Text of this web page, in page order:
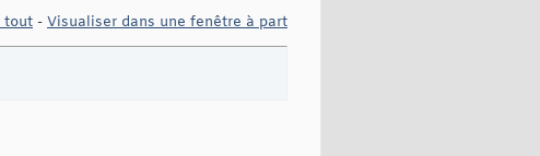
tout - Visualiser dans une fenêtre à part